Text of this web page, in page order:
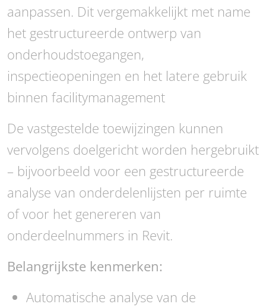
aanpassen. Dit vergemakkelijkt met name
het gestructureerde ontwerp van
onderhoudstoegangen,
inspectieopeningen en het latere gebruik
binnen facilitymanagement
De vastgestelde toewijzingen kunnen
vervolgens doelgericht worden hergebruikt
– bijvoorbeeld voor een gestructureerde
analyse van onderdelenlijsten per ruimte
of voor het genereren van
onderdeelnummers in Revit.
Belangrijkste kenmerken:
Automatische analyse van de